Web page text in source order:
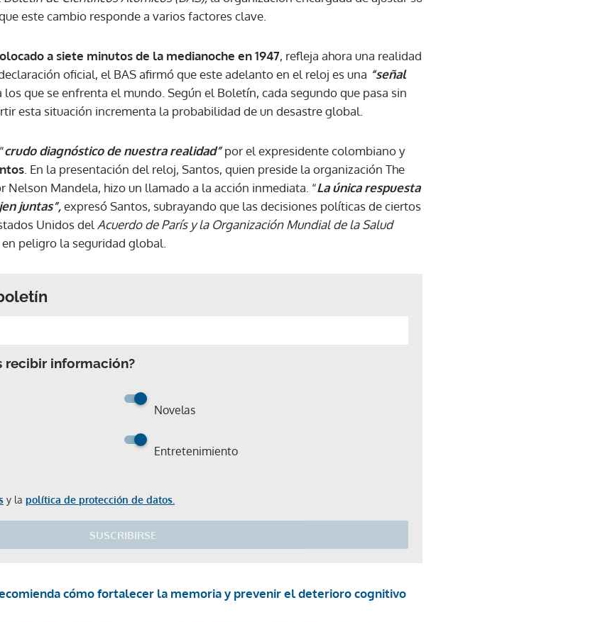
este cambio responde a varios factores clave.
a siete minutos de la medianoche en 1947, refleja ahora una realidad
oficial, el BAS afirmó que este adelanto en el reloj es una “señal
que se enfrenta el mundo. Según el Boletín, cada segundo que pasa sin
esta situación incrementa la probabilidad de un desastre global.
crudo diagnóstico de nuestra realidad”por el expresidente colombiano y
. En la presentación del reloj, Santos, quien preside la organización The
Nelson Mandela, hizo un llamado a la acción inmediata. “La única respuesta
juntas”,expresó Santos, subrayando que las decisiones políticas de ciertos
Unidos del Acuerdo de París y la Organización Mundial de la Salud
peligro la seguridad global.
recibir información?
Novelas
Entretenimiento
y la política de protección de datos.
SUSCRIBIRSE
cómo fortalecer la memoria y prevenir el deterioro cognitivo